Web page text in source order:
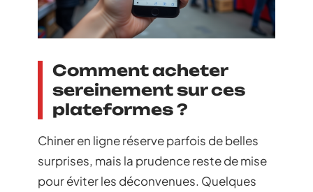
Comment acheter
sereinement sur ces
plateformes ?
Chiner en ligne réserve parfois de belles
surprises, mais la prudence reste de mise
pour éviter les déconvenues. Quelques